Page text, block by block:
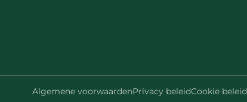
Algemene voorwaardenPrivacy beleidCookie beleid